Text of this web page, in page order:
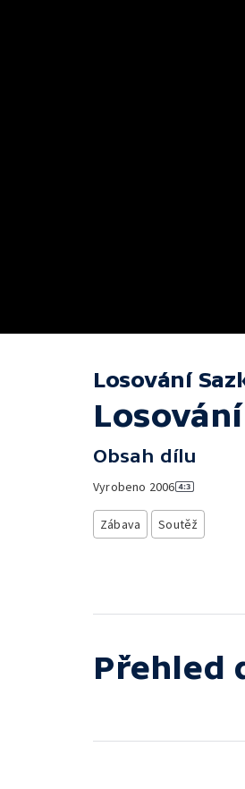
Losování
Obsah dílu
Vyrobeno 2006
Zábava Soutěž
Přehled